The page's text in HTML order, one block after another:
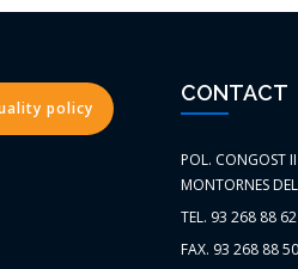
policy
CONTACT
POL. CONGOST
MONTORNES
TEL. 93 268 88 62
FAX. 93 268 88 50